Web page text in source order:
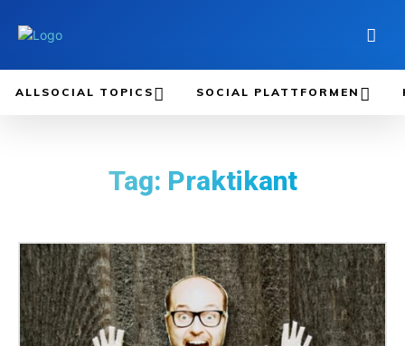
ALLSOCIAL TOPICS SOCIAL PLATTFORMEN
Tag: Praktikant